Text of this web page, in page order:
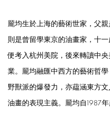
龎均生於上海的藝術世家，父
則是曾留學東京的油畫家，十
便考入杭州美院，後來轉讀中
業。龎均融匯中西方的藝術哲
野獸派的爆發力，亦藴涵東方
油畫的表現主義。龎均自1987